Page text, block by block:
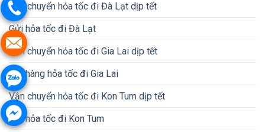
Vận chuyển hỏa tốc đi Đà Lạt dịp tết
Gửi hỏa tốc đi Đà Lạt
Vận chuyển hỏa tốc đi Gia Lai dịp tết
Gửi hàng hỏa tốc đi Gia Lai
Vận chuyển hỏa tốc đi Kon Tum dịp tết
Gửi hỏa tốc đi Kon Tum